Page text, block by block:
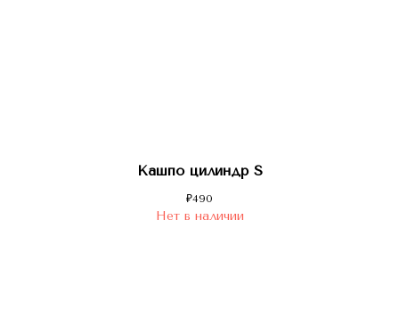
Кашпо цилиндр S
₽490
Нет в наличии